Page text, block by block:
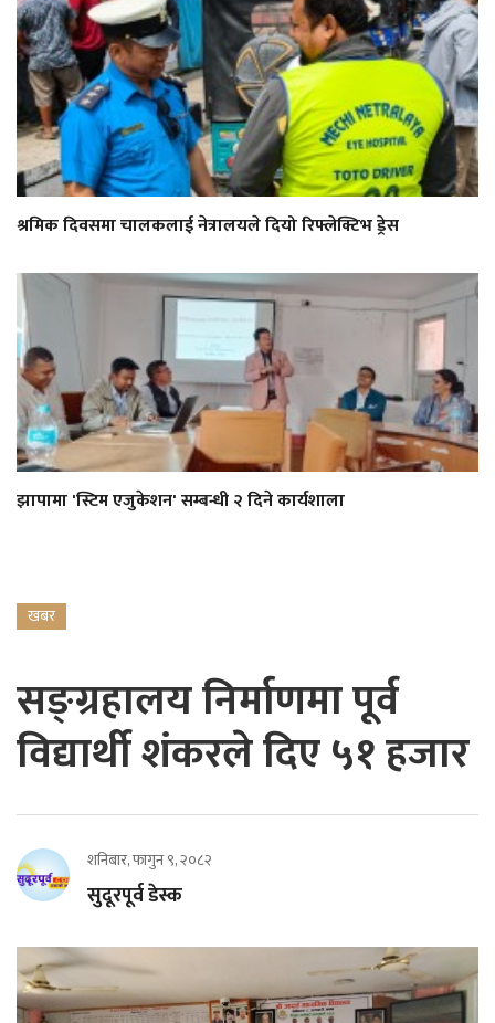
श्रमिक दिवसमा चालकलाई नेत्रालयले दियो रिफ्लेक्टिभ ड्रेस
झापामा 'स्टिम एजुकेशन' सम्बन्धी २ दिने कार्यशाला
खबर
सङ्ग्रहालय निर्माणमा पूर्व
विद्यार्थी शंकरले दिए ५१ हजार
शनिबार, फागुन ९, २०८२
सुदूरपूर्व डेस्क